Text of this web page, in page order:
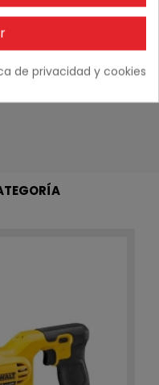
de privacidad y cookies